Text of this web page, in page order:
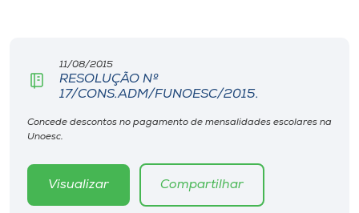
Rádio
11/08/2015
RESOLUÇÃO Nº
17/CONS.ADM/FUNOESC/2015.
Concede descontos no pagamento de mensalidades escolares na
Unoesc.
Visualizar Compartilhar